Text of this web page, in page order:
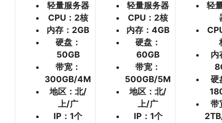
轻量服务器
CPU：2核
内存：2GB
硬盘：
50GB
带宽：
300GB/4M
地区：北/
上/广
IP：1个
轻量服务器
CPU：2核
内存：4GB
硬盘：
60GB
带宽：
500GB/5M
地区：北/
上/广
IP：1个
轻
内
硬
带